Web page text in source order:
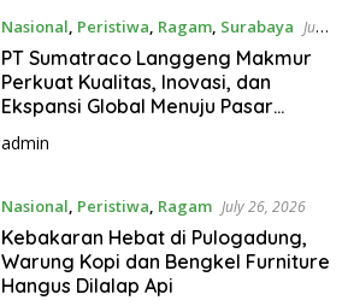
Nasional, Peristiwa, Ragam, Surabaya July
26, 2026
PT Sumatraco Langgeng Makmur
Perkuat Kualitas, Inovasi, dan
Ekspansi Global Menuju Pasar
Jepang
admin
Nasional, Peristiwa, Ragam July 26, 2026
Kebakaran Hebat di Pulogadung,
Warung Kopi dan Bengkel Furniture
Hangus Dilalap Api